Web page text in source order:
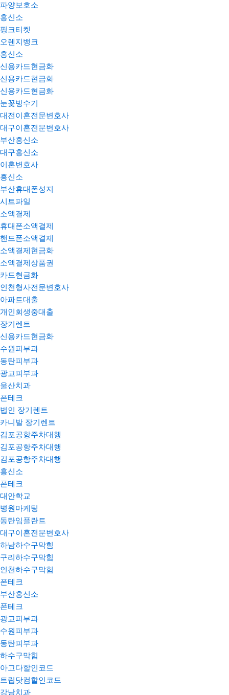
파양보호소
흥신소
핑크티켓
오렌지뱅크
흥신소
신용카드현금화
신용카드현금화
신용카드현금화
눈꽃빙수기
대전이혼전문변호사
대구이혼전문변호사
부산흥신소
대구흥신소
이혼변호사
흥신소
부산휴대폰성지
시트파일
소액결제
휴대폰소액결제
핸드폰소액결제
소액결제현금화
소액결제상품권
카드현금화
인천형사전문변호사
아파트대출
개인회생중대출
장기렌트
신용카드현금화
수원피부과
동탄피부과
광교피부과
울산치과
폰테크
법인 장기렌트
카니발 장기렌트
김포공항주차대행
김포공항주차대행
김포공항주차대행
흥신소
폰테크
대안학교
병원마케팅
동탄임플란트
대구이혼전문변호사
하남하수구막힘
구리하수구막힘
인천하수구막힘
폰테크
부산흥신소
폰테크
광교피부과
수원피부과
동탄피부과
하수구막힘
아고다할인코드
트립닷컴할인코드
강남치과